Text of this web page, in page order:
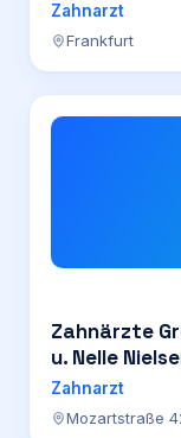
Zahnarzt
Frankfurt
Zahnärzte
u. Nelle
Zahnarzt
Mozartstraße